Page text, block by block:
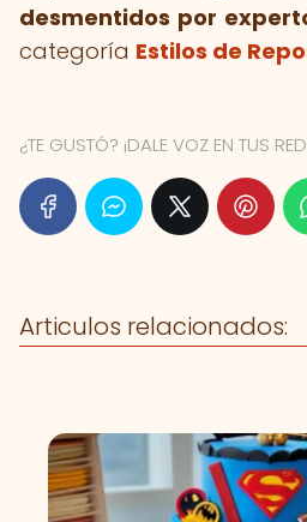
desmentidos por
categoría Estilos de
¿TE GUSTÓ? ¡DALE VOZ EN TUS
Articulos relacionados: